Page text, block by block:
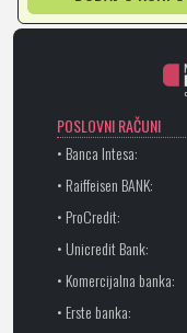
POSLOVNI RAČUNI
• Banca Intesa:
• Raiffeisen BANK:
• ProCredit:
• Unicredit Bank:
• Komercijalna banka:
• Erste banka: